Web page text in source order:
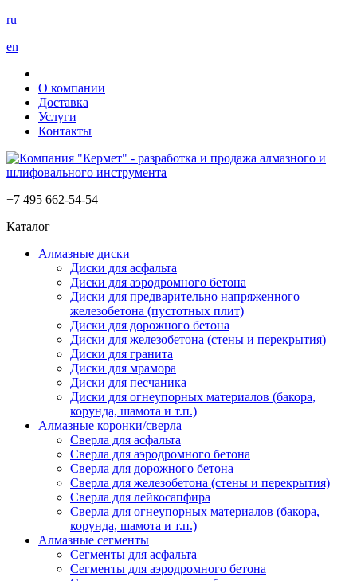
ru
en
О компании
Доставка
Услуги
Контакты
+7 495 662-54-54
Каталог
Алмазные диски
Диски для асфальта
Диски для аэродромного бетона
Диски для предварительно напряженного
железобетона (пустотных плит)
Диски для дорожного бетона
Диски для железобетона (стены и перекрытия)
Диски для гранита
Диски для мрамора
Диски для песчаника
Диски для огнеупорных материалов (бакора,
корунда, шамота и т.п.)
Алмазные коронки/сверла
Сверла для асфальта
Сверла для аэродромного бетона
Сверла для дорожного бетона
Сверла для железобетона (стены и перекрытия)
Сверла для лейкосапфира
Сверла для огнеупорных материалов (бакора,
корунда, шамота и т.п.)
Алмазные сегменты
Сегменты для асфальта
Cегменты для аэродромного бетона